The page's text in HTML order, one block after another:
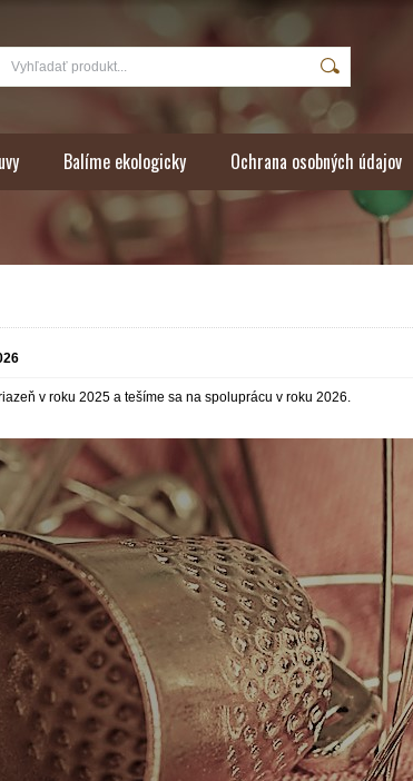
Balíme ekologicky Ochrana osobných údajov
v roku 2025 a tešíme sa na spoluprácu v roku 2026.